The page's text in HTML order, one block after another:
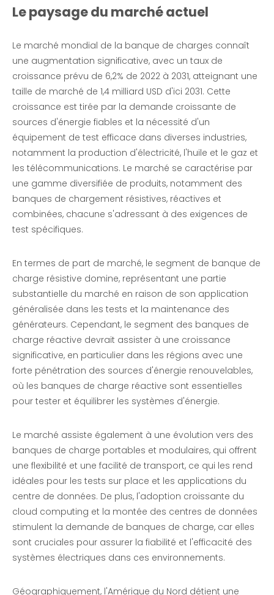
Le paysage du marché actuel
Le marché mondial de la banque de charges connaît
une augmentation significative, avec un taux de
croissance prévu de 6,2% de 2022 à 2031, atteignant une
taille de marché de 1,4 milliard USD d'ici 2031. Cette
croissance est tirée par la demande croissante de
sources d'énergie fiables et la nécessité d'un
équipement de test efficace dans diverses industries,
notamment la production d'électricité, l'huile et le gaz et
les télécommunications. Le marché se caractérise par
une gamme diversifiée de produits, notamment des
banques de chargement résistives, réactives et
combinées, chacune s'adressant à des exigences de
test spécifiques.
En termes de part de marché, le segment de banque de
charge résistive domine, représentant une partie
substantielle du marché en raison de son application
généralisée dans les tests et la maintenance des
générateurs. Cependant, le segment des banques de
charge réactive devrait assister à une croissance
significative, en particulier dans les régions avec une
forte pénétration des sources d'énergie renouvelables,
où les banques de charge réactive sont essentielles
pour tester et équilibrer les systèmes d'énergie.
Le marché assiste également à une évolution vers des
banques de charge portables et modulaires, qui offrent
une flexibilité et une facilité de transport, ce qui les rend
idéales pour les tests sur place et les applications du
centre de données. De plus, l'adoption croissante du
cloud computing et la montée des centres de données
stimulent la demande de banques de charge, car elles
sont cruciales pour assurer la fiabilité et l'efficacité des
systèmes électriques dans ces environnements.
Géographiquement, l'Amérique du Nord détient une